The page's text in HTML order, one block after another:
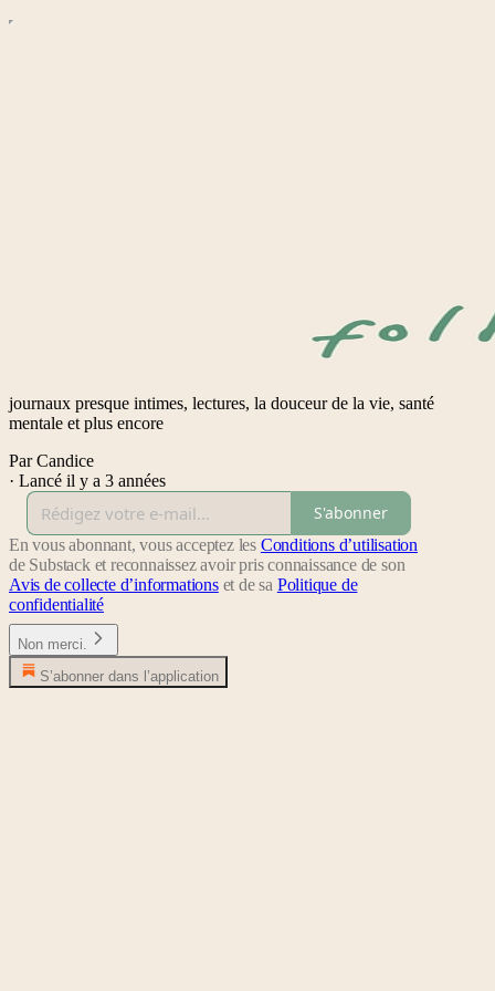
journaux presque intimes, lectures, la douceur de la vie, santé
mentale et plus encore
Par Candice
· Lancé il y a 3 années
S'abonner
En vous abonnant, vous acceptez les Conditions d’utilisation
de Substack et reconnaissez avoir pris connaissance de son
Avis de collecte d’informationset de sa Politique de
confidentialité
Non merci.
S’abonner dans l’application